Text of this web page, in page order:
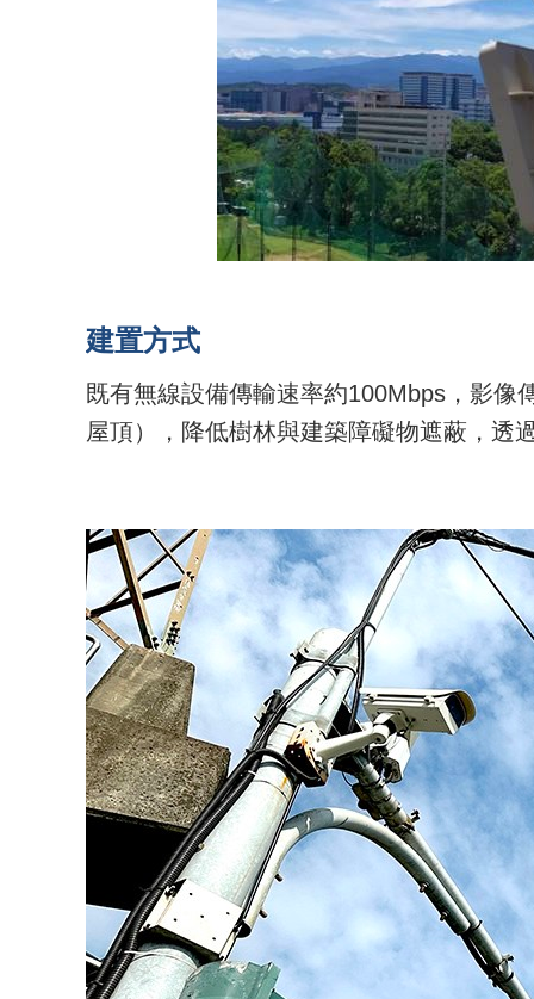
建置方式
既有無線設備傳輸速率約100Mbps ，影像
屋頂），降低樹林與建築障礙物遮蔽，透